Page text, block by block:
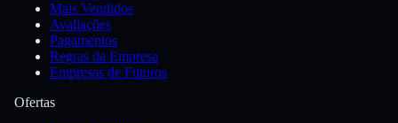
Mais Vendidos
Avaliações
Pagamentos
Regras da Empresa
Empresas de Futuros
Ofertas